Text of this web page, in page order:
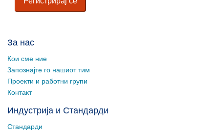
За нас
Кои сме ние
Запознајте го нашиот тим
Проекти и работни групи
Контакт
Индустрија и Стандарди
Стандарди